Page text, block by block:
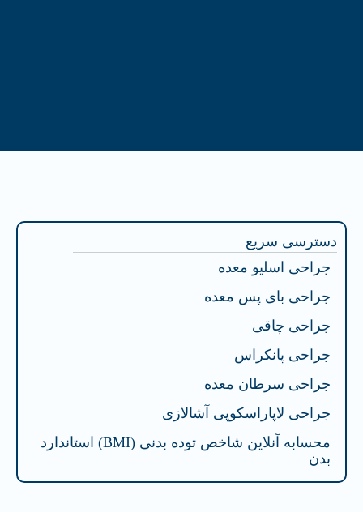
دسترسی سریع
جراحی اسلیو معده
جراحی بای پس معده
جراحی چاقی
جراحی پانکراس
جراحی سرطان معده
جراحی لاپاراسکوپی آشالازی
محسابه آنلاین شاخص توده بدنی (BMI) استاندارد
بدن